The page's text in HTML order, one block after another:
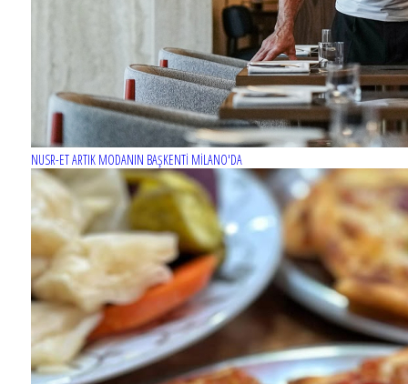
NUSR-ET ARTIK MODANIN BAŞKENTİ MİLANO'DA